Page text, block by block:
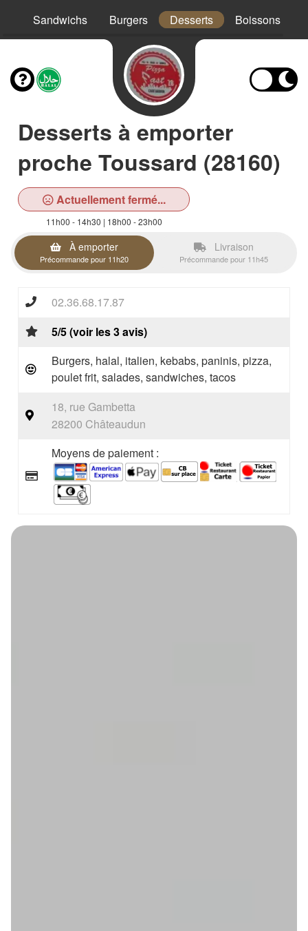
Sandwichs Burgers Desserts Boissons
Desserts à emporter
proche Toussard (28160)
Actuellement fermé...
11h00 - 14h30 | 18h00 - 23h00
À emporter
Précommande pour 11h20
Livraison
Précommande pour 11h45
02.36.68.17.87
5/5 (voir les 3 avis)
Burgers, halal, italien, kebabs, paninis, pizza,
poulet frit, salades, sandwiches, tacos
18, rue Gambetta
28200 Châteaudun
Moyens de paiement :